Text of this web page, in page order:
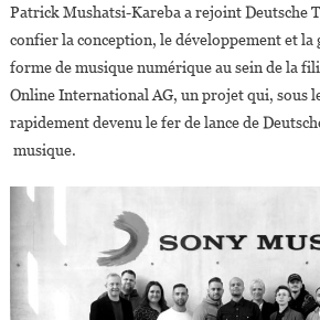
Patrick Mushatsi-Kareba a rejoint Deutsche
confier la conception, le développement et la
forme de musique numérique au sein de la
Online International AG, un projet qui, sous
rapidement devenu le fer de lance de
musique.